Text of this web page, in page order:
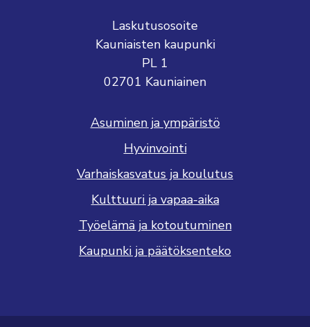
Laskutusosoite
Kauniaisten kaupunki
PL 1
02701 Kauniainen
Asuminen ja ympäristö
Hyvinvointi
Varhaiskasvatus ja koulutus
Kulttuuri ja vapaa-aika
Työelämä ja kotoutuminen
Kaupunki ja päätöksenteko